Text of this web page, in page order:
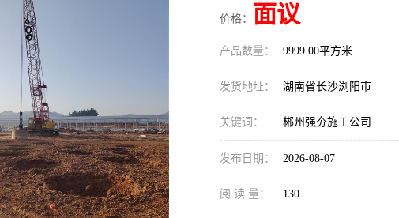
价格： 面议
产品数量： 9999.00平方米
发货地址： 湖南省长沙浏阳市
关键词： 郴州强夯施工公司
发布日期： 2026-08-07
阅 读 量： 130